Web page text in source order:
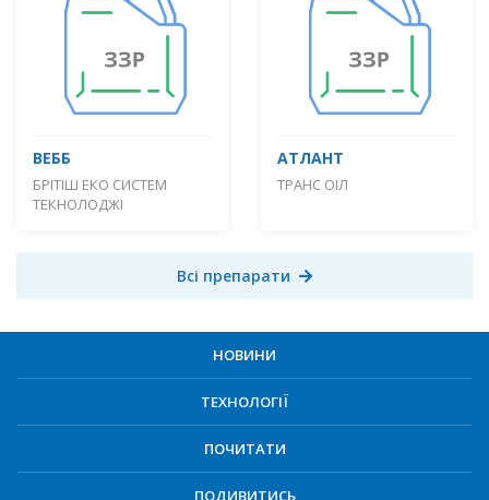
ВЕББ
БРІТІШ ЕКО СИСТЕМ
ТЕКНОЛОДЖІ
АТЛАНТ
ТРАНС ОІЛ
Всі препарати
НОВИНИ
ТЕХНОЛОГІЇ
ПОЧИТАТИ
ПОДИВИТИСЬ